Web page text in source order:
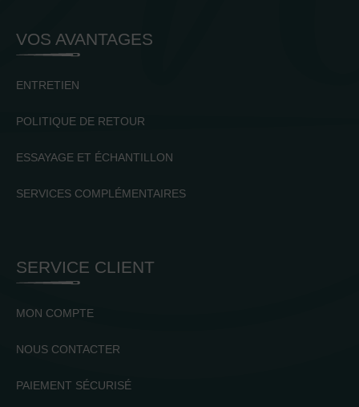
VOS AVANTAGES
ENTRETIEN
POLITIQUE DE RETOUR
ESSAYAGE ET ÉCHANTILLON
SERVICES COMPLÉMENTAIRES
SERVICE CLIENT
MON COMPTE
NOUS CONTACTER
PAIEMENT SÉCURISÉ